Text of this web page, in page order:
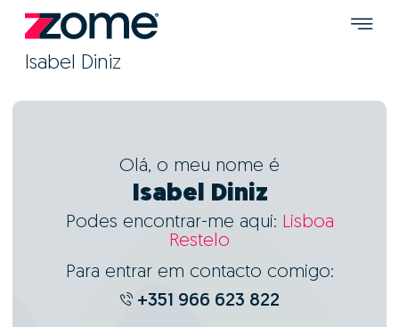
Isabel Diniz
Olá, o meu nome é
Isabel Diniz
Podes encontrar-me aqui: Lisboa
Restelo
Para entrar em contacto comigo:
+351 966 623 822